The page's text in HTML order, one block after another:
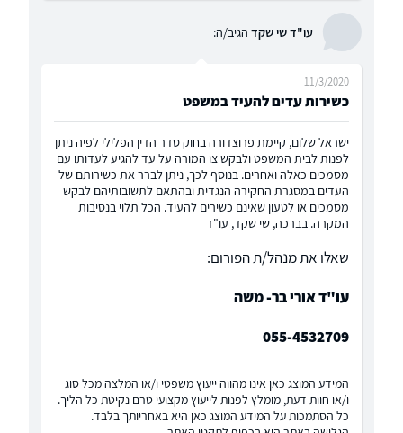
עו"ד שי שקד הגיב/ה:
כשירות עדים להעיד במשפט
11/3/2020
ישראל שלום, קיימת פרוצדורה בחוק סדר הדין הפלילי לפיה ניתן
לפנות לבית המשפט ולבקש צו המורה על עד להגיע לעדותו עם
מסמכים כאלה ואחרים. בנוסף לכך, ניתן לברר את כשירותם של
העדים במסגרת החקירה הנגדית ובהתאם לתשובותיהם לבקש
מסמכים או לטעון שאינם כשירים להעיד. הכל תלוי בנסיבות
המקרה. בברכה, שי שקד, עו"ד
שאלו את מנהל/ת הפורום:
עו"ד אורי בר- משה
055-4532709
המידע המוצג כאן אינו מהווה ייעוץ משפטי ו/או המלצה מכל סוג
ו/או חוות דעת, מומלץ לפנות לייעוץ מקצועי טרם נקיטת כל הליך.
כל הסתמכות על המידע המוצג כאן היא באחריותך בלבד.